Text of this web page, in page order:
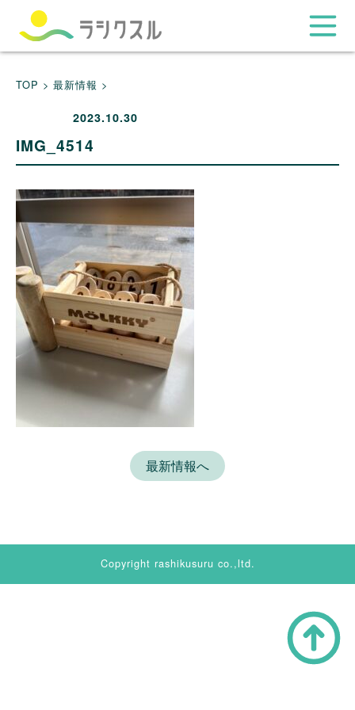
TOP > 最新情報 >
2023.10.30
IMG_4514
最新情報へ
Copyright rashikusuru co.,ltd.